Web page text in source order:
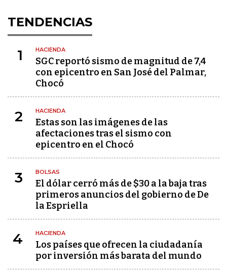
TENDENCIAS
1 HACIENDA
SGC reportó sismo de magnitud de 7,4
con epicentro en San José del Palmar,
Chocó
2 HACIENDA
Estas son las imágenes de las
afectaciones tras el sismo con
epicentro en el Chocó
3 BOLSAS
El dólar cerró más de $30 a la baja tras
primeros anuncios del gobierno de De
la Espriella
4 HACIENDA
Los países que ofrecen la ciudadanía
por inversión más barata del mundo